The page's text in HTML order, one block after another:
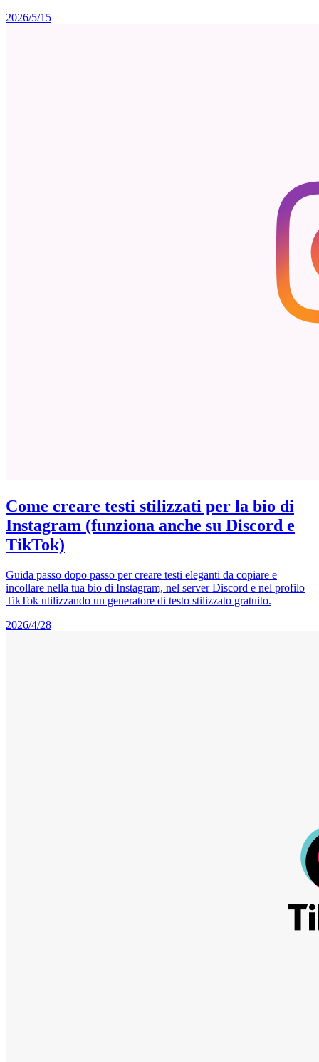
2026/5/15
Come creare testi stilizzati per la bio di
Instagram (funziona anche su Discord e
TikTok)
Guida passo dopo passo per creare testi eleganti da copiare e
incollare nella tua bio di Instagram, nel server Discord e nel profilo
TikTok utilizzando un generatore di testo stilizzato gratuito.
2026/4/28